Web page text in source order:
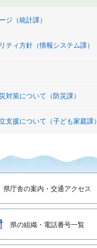
ジ（統計課）
ティ方針（情報システム課）
対策について（防災課）
支援について（子ども家庭課）
県庁舎の案内・交通アクセス
県の組織・電話番号一覧